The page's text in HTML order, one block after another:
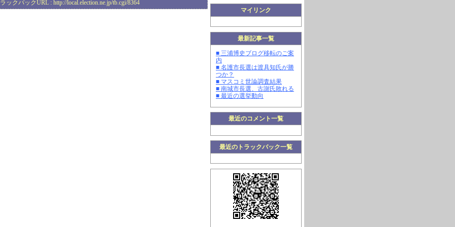
マイリンク
最新記事一覧
■ 三浦博史ブログ移転のご案
内
■ 名護市長選は渡具知氏が勝
つか？
■ マスコミ世論調査結果
■ 南城市長選、古謝氏敗れる
■ 最近の選挙動向
最近のコメント一覧
最近のトラックバック一覧
ラックバックURL : http://local.election.ne.jp/tb.cgi/8364